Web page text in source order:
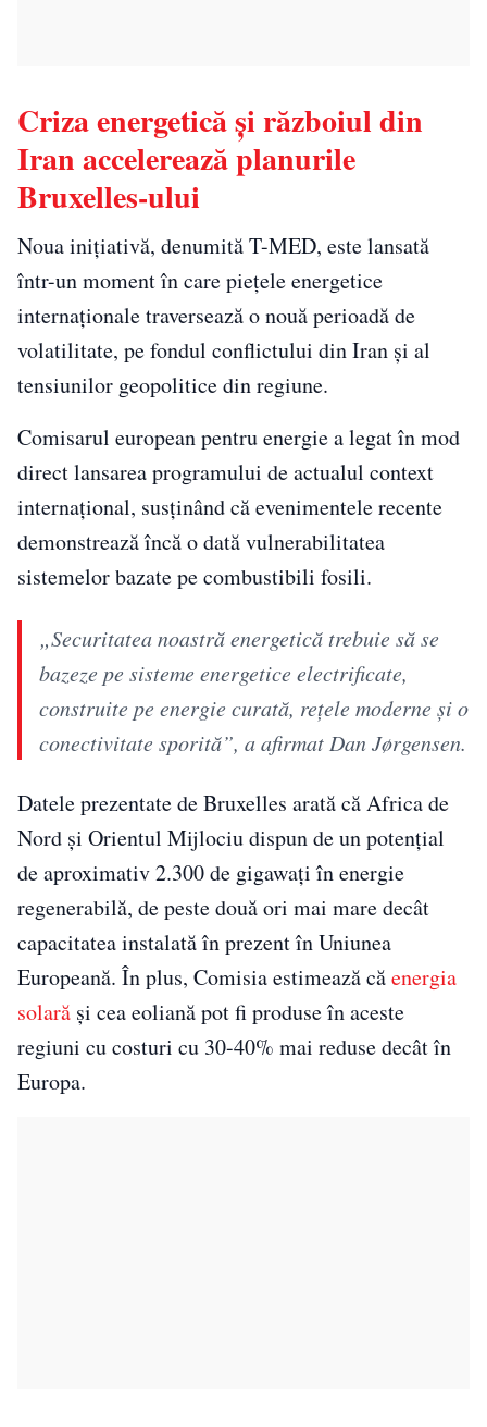
Criza energetică și războiul din
Iran accelerează planurile
Bruxelles-ului
Noua inițiativă, denumită T-MED, este lansată
într-un moment în care piețele energetice
internaționale traversează o nouă perioadă de
volatilitate, pe fondul conflictului din Iran și al
tensiunilor geopolitice din regiune.
Comisarul european pentru energie a legat în mod
direct lansarea programului de actualul context
internațional, susținând că evenimentele recente
demonstrează încă o dată vulnerabilitatea
sistemelor bazate pe combustibili fosili.
„Securitatea noastră energetică trebuie să se
bazeze pe sisteme energetice electrificate,
construite pe energie curată, rețele moderne și o
conectivitate sporită”, a afirmat Dan Jørgensen.
Datele prezentate de Bruxelles arată că Africa de
Nord și Orientul Mijlociu dispun de un potențial
de aproximativ 2.300 de gigawați în energie
regenerabilă, de peste două ori mai mare decât
capacitatea instalată în prezent în Uniunea
Europeană. În plus, Comisia estimează căenergia
solară și cea eoliană pot fi produse în aceste
regiuni cu costuri cu 30-40% mai reduse decât în
Europa.